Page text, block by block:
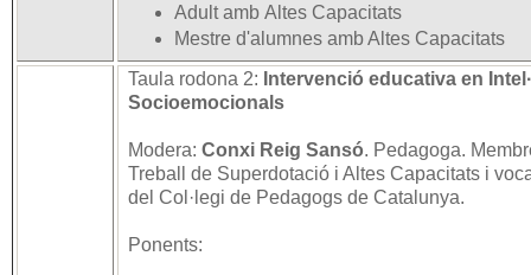
Adult amb Altes Capacitats
Mestre d'alumnes amb Altes Capacitats
Taula rodona 2: Intervenció educativa en
Socioemocionals
Modera: Conxi Reig Sansó. Pedagoga.
Treball de Superdotació i Altes Capacitats i
del Col·legi de Pedagogs de Catalunya.
Ponents: